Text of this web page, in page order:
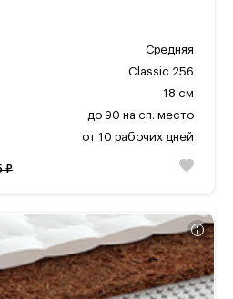
Средняя
Classic 256
18 см
до 90 на сп. место
от 10 рабочих дней
₽